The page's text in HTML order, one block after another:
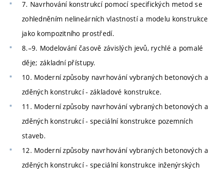
7. Navrhování konstrukcí pomocí specifických metod se
zohledněním nelineárních vlastností a modelu konstrukce
jako kompozitního prostředí.
8.–9. Modelování časově závislých jevů, rychlé a pomalé
děje; základní přístupy.
10. Moderní způsoby navrhování vybraných betonových a
zděných konstrukcí - základové konstrukce.
11. Moderní způsoby navrhování vybraných betonových a
zděných konstrukcí - speciální konstrukce pozemních
staveb.
12. Moderní způsoby navrhování vybraných betonových a
zděných konstrukcí - speciální konstrukce inženýrských